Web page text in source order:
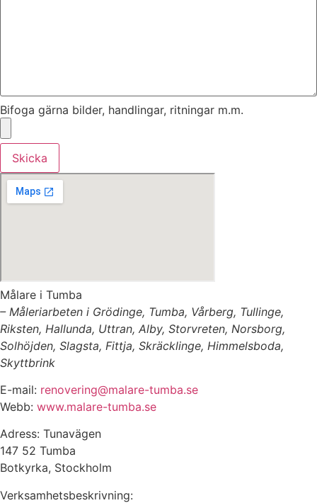
Bifoga gärna bilder, handlingar, ritningar m.m.
Skicka
Målare i Tumba
– Måleriarbeten i Grödinge, Tumba, Vårberg, Tullinge,
Riksten, Hallunda, Uttran, Alby, Storvreten, Norsborg,
Solhöjden, Slagsta, Fittja, Skräcklinge, Himmelsboda,
Skyttbrink
E-mail: renovering@malare-tumba.se
Webb: www.malare-tumba.se
Adress: Tunavägen
147 52 Tumba
Botkyrka, Stockholm
Verksamhetsbeskrivning: